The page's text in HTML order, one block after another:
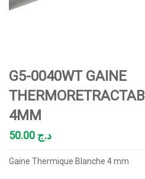
G5-0040WT GAINE
4MM
د.ج
Gaine Thermique Blanche 4 mm